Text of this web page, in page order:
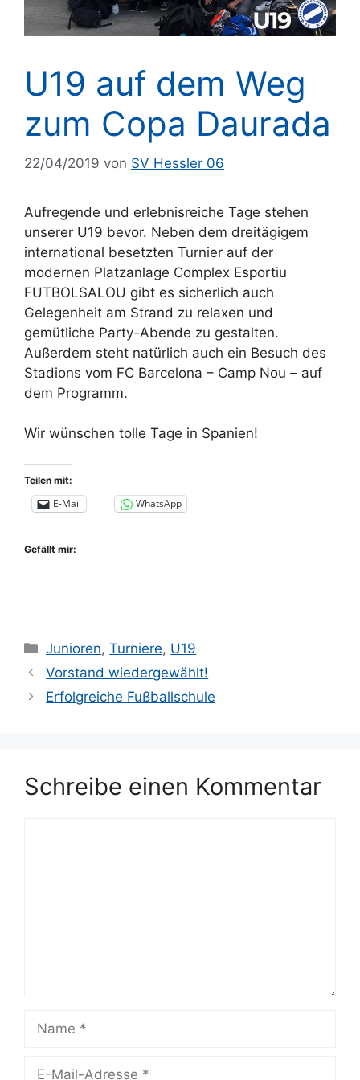
U19 auf dem Weg
zum Copa Daurada
22/04/2019 von SV Hessler 06
Aufregende und erlebnisreiche Tage stehen
unserer U19 bevor. Neben dem dreitägigem
international besetzten Turnier auf der
modernen Platzanlage Complex Esportiu
FUTBOLSALOU gibt es sicherlich auch
Gelegenheit am Strand zu relaxen und
gemütliche Party-Abende zu gestalten.
Außerdem steht natürlich auch ein Besuch des
Stadions vom FC Barcelona – Camp Nou – auf
dem Programm.
Wir wünschen tolle Tage in Spanien!
Teilen mit:
E-Mail WhatsApp
Gefällt mir:
Kategorien
Junioren,Turniere, U19
Vorstand wiedergewählt!
Erfolgreiche Fußballschule
Schreibe einen Kommentar